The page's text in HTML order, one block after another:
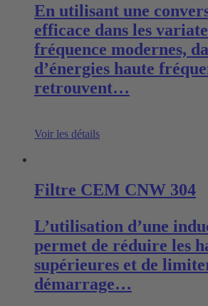
En utilisant une
efficace dans les
fréquence modernes,
d’énergies haute
retrouvent…
Voir les détails
Filtre CEM CNW 304
L’utilisation d’une
permet de réduire les
supérieures et de
démarrage…